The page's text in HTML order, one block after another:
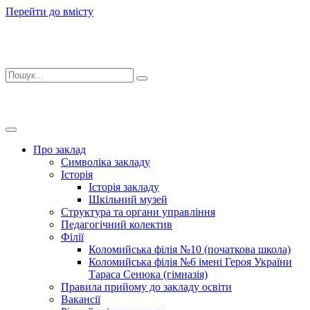
Перейти до вмісту
Про заклад
Символіка закладу
Історія
Історія закладу
Шкільний музей
Структура та органи управління
Педагогічний колектив
Філії
Коломийська філія №10 (початкова школа)
Коломийська філія №6 імені Героя України
Тараса Сенюка (гімназія)
Правила прийому до закладу освіти
Вакансії